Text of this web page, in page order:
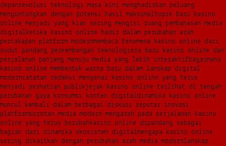
depanrevolusi teknologi masa kini menghadirkan peluang
menguntungkan dengan potensi hasil maksimaltopik baru kasino
online menjadi yang kian sering mengisi ruang pembahasan media
digitalketika kasino online hadir dalam perubahan arah
percakapan platform modernmembaca fenomena kasino online dari
sudut pandang perkembangan teknologiera baru kasino online dan
perjalanan panjang menuju media yang lebih interaktifbagaimana
kasino online membentuk warna baru dalam lanskap digital
moderncatatan redaksi mengenai kasino online yang terus
menjadi perhatian publikjejak kasino online terlihat di tengah
perubahan gaya konsumsi konten digitaldinamika kasino online
muncul kembali dalam berbagai diskusi seputar inovasi
platformsorotan media modern mengarah pada perjalanan kasino
online yang terus berubahkasino online dipandang sebagai
bagian dari dinamika ekosistem digitalmengapa kasino online
sering dikaitkan dengan perubahan arah media modernlanskap